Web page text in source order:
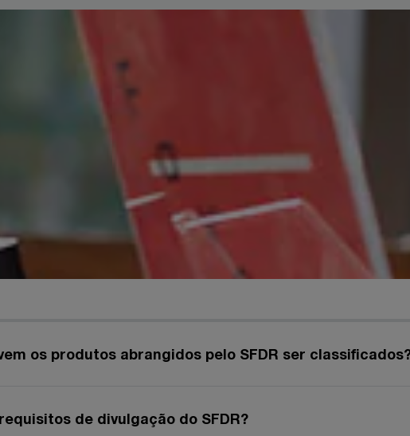
os produtos abrangidos pelo SFDR ser
de divulgação do SFDR?